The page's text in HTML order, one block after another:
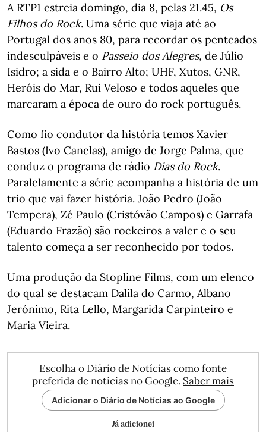
A RTP1 estreia domingo, dia 8, pelas 21.45, Os
Filhos do Rock. Uma série que viaja até ao
Portugal dos anos 80, para recordar os penteados
indesculpáveis e o Passeio dos Alegres, de Júlio
Isidro; a sida e o Bairro Alto; UHF, Xutos, GNR,
Heróis do Mar, Rui Veloso e todos aqueles que
marcaram a época de ouro do rock português.
Como fio condutor da história temos Xavier
Bastos (Ivo Canelas), amigo de Jorge Palma, que
conduz o programa de rádio Dias do Rock.
Paralelamente a série acompanha a história de um
trio que vai fazer história. João Pedro (João
Tempera), Zé Paulo (Cristóvão Campos) e Garrafa
(Eduardo Frazão) são rockeiros a valer e o seu
talento começa a ser reconhecido por todos.
Uma produção da Stopline Films, com um elenco
do qual se destacam Dalila do Carmo, Albano
Jerónimo, Rita Lello, Margarida Carpinteiro e
Maria Vieira.
Escolha o Diário de Notícias como fonte
preferida de notícias no Google. Saber mais
Adicionar o Diário de Notícias ao Google
Já adicionei